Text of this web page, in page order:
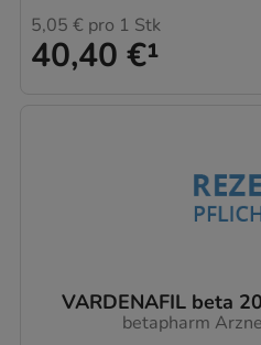
40,40 €¹
5,05 € pro 1 Stk
VARDENAFIL beta
betapharm